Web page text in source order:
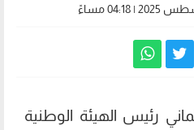
رئيس الهيئة الوطنية